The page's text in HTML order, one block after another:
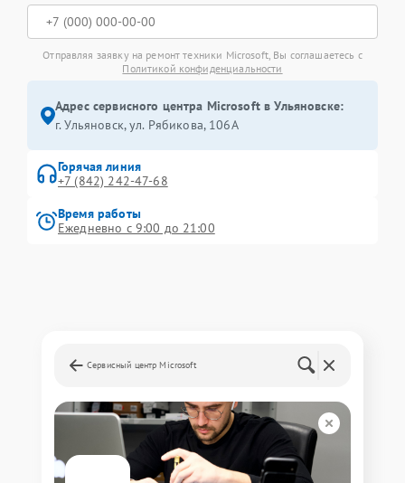
Отправляя заявку на ремонт техники Microsoft, Вы соглашаетесь с
Политикой конфиденциальности
Адрес сервисного центра Microsoft в Ульяновске:
г. Ульяновск, ул. Рябикова, 106А
Горячая линия
+7 (842) 242-47-68
Время работы
Ежедневно с 9:00 до 21:00
Сервисный центр Microsoft